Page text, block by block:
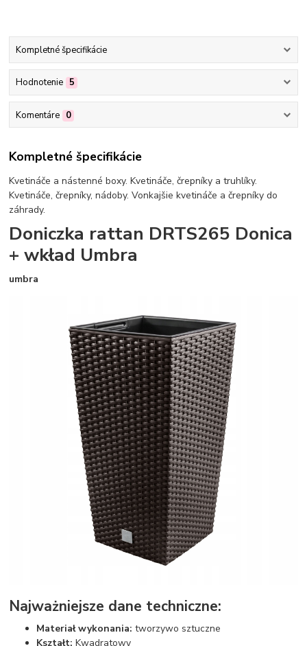
Kompletné špecifikácie
Hodnotenie 5
Komentáre 0
Kompletné špecifikácie
Kvetináče a nástenné boxy. Kvetináče, črepníky a truhlíky.
Kvetináče, črepníky, nádoby. Vonkajšie kvetináče a črepníky do
záhrady.
Doniczka rattan DRTS265 Donica
+ wkład Umbra
umbra
Najważniejsze dane techniczne:
Materiał wykonania: tworzywo sztuczne
Kształt: Kwadratowy